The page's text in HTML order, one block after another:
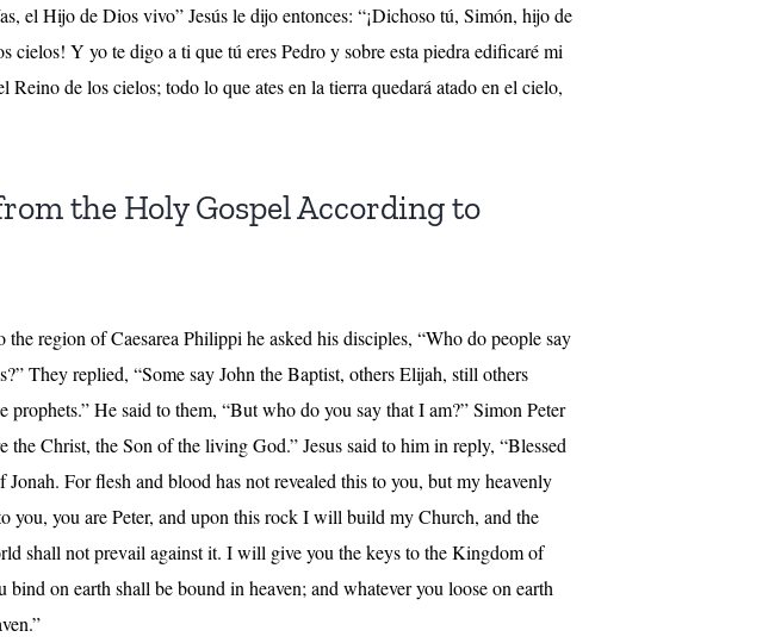
el Hijo de Dios vivo” Jesús le dijo entonces: “¡Dichoso tú, Simón, hijo de
cielos! Y yo te digo a ti que tú eres Pedro y sobre esta piedra edificaré mi
de los cielos; todo lo que ates en la tierra quedará atado en el cielo,
the Holy Gospel According to
the region of Caesarea Philippi he asked his disciples, “Who do people say
They replied, “Some say John the Baptist, others Elijah, still others
prophets.” He said to them, “But who do you say that I am?” Simon Peter
the Christ, the Son of the living God.” Jesus said to him in reply, “Blessed
Jonah. For flesh and blood has not revealed this to you, but my heavenly
you, you are Peter, and upon this rock I will build my Church, and the
shall not prevail against it. I will give you the keys to the Kingdom of
bind on earth shall be bound in heaven; and whatever you loose on earth